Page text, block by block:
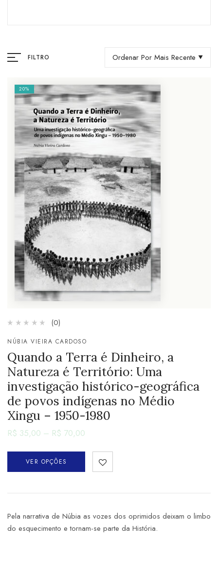
FILTRO Ordenar Por Mais Recente
20%
(0)
NÚBIA VIEIRA CARDOSO
Quando a Terra é Dinheiro, a
Natureza é Território: Uma
investigação histórico-geográfica
de povos indígenas no Médio
Xingu – 1950-1980
R$ 35,00 – R$ 70,00
VER OPÇÕES
Pela narrativa de Núbia as vozes dos oprimidos deixam o limbo
do esquecimento e tornam-se parte da História.